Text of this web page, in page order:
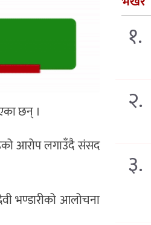
छन् ।
आरोप लगाउँदै संसद
भण्डारीको आलोचना
१.
२.
३.